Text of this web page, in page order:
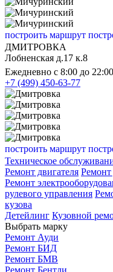
построить маршрут
ДМИТРОВКА
Лобненская д.17 к.8
Ежедневно с 8:00 до 22:00
+7 (499) 450-63-77
построить маршрут
Техническое
Ремонт двигателя Ремонт
Ремонт
рулевого управления
кузова
Детейлинг Кузовной
Выбрать марку
Ремонт Ауди
Ремонт БИД
Ремонт БМВ
Ремонт Бентли